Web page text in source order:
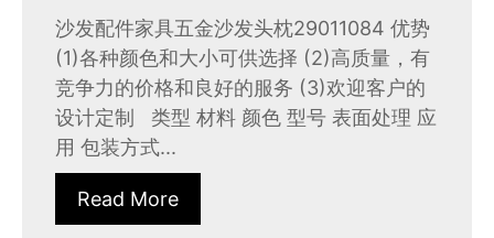
沙发配件家具五金沙发头枕29011084 优势
(1)各种颜色和大小可供选择 (2)高质量，有
竞争力的价格和良好的服务 (3)欢迎客户的
设计定制 类型 材料 颜色 型号 表面处理 应
用 包装方式...
Read More